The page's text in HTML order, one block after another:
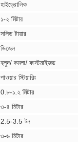
হাইড্রোলিক
১-২ মিটার
সলিড টায়ার
ডিজেল
হলুদ/ কমলা/ কাস্টমাইজড
পাওয়ার স্টিয়ারিং
0.৮-১.২ মিটার
৩-৪ মিটার
2.5-3.5 টন
৩-৬ মিটার